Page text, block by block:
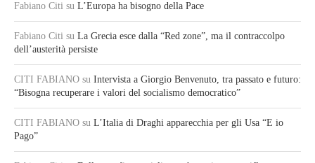
Fabiano Citi su L’Europa ha bisogno della Pace
Fabiano Citi su La Grecia esce dalla “Red zone”, ma il contraccolpo
dell’austerità persiste
CITI FABIANO su Intervista a Giorgio Benvenuto, tra passato e futuro:
“Bisogna recuperare i valori del socialismo democratico”
CITI FABIANO su L’Italia di Draghi apparecchia per gli Usa “E io
Pago”